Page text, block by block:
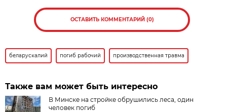
ОСТАВИТЬ КОММЕНТАРИЙ (0)
беларускалий погиб рабочий производственная травма
Также вам может быть интересно
В Минске на стройке обрушились леса, один
человек погиб